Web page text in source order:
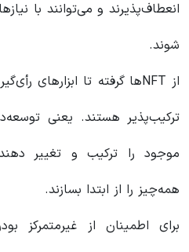
انعطاف‌پذیرند و می‌توانند با
شوند.
ترکیب‌پذیر هستند. یعنی
موجود را ترکیب و تغییر
همه‌چیز را از ابتدا بسازند.